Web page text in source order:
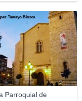
Parroquial de
Tamayo Biosca